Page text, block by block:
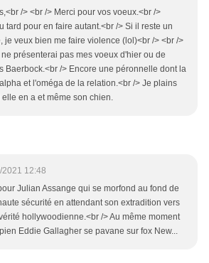
/> <br /> Merci pour vos voeux.<br />
tard pour en faire autant.<br /> Si il reste un
je veux bien me faire violence (lol)<br /> <br />
ne présenterai pas mes voeux d'hier ou de
Baerbock.<br /> Encore une péronnelle dont la
et l'oméga de la relation.<br /> Je plains
en a et même son chien.
2021 12:48
Julian Assange qui se morfond au fond de
sécurité en attendant son extradition vers
hollywoodienne.<br /> Au même moment
Eddie Gallagher se pavane sur fox New...